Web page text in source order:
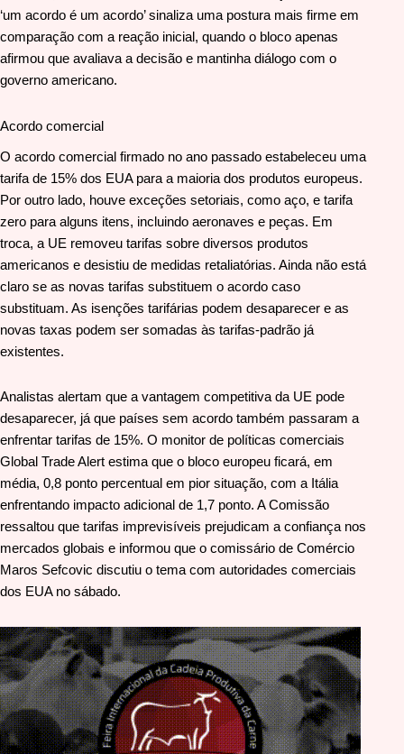
‘um acordo é um acordo’ sinaliza uma postura mais firme em
comparação com a reação inicial, quando o bloco apenas
afirmou que avaliava a decisão e mantinha diálogo com o
governo americano.
Acordo comercial
O acordo comercial firmado no ano passado estabeleceu uma
tarifa de 15% dos EUA para a maioria dos produtos europeus.
Por outro lado, houve exceções setoriais, como aço, e tarifa
zero para alguns itens, incluindo aeronaves e peças. Em
troca, a UE removeu tarifas sobre diversos produtos
americanos e desistiu de medidas retaliatórias. Ainda não está
claro se as novas tarifas substituem o acordo caso
substituam. As isenções tarifárias podem desaparecer e as
novas taxas podem ser somadas às tarifas-padrão já
existentes.
Analistas alertam que a vantagem competitiva da UE pode
desaparecer, já que países sem acordo também passaram a
enfrentar tarifas de 15%. O monitor de políticas comerciais
Global Trade Alert estima que o bloco europeu ficará, em
média, 0,8 ponto percentual em pior situação, com a Itália
enfrentando impacto adicional de 1,7 ponto. A Comissão
ressaltou que tarifas imprevisíveis prejudicam a confiança nos
mercados globais e informou que o comissário de Comércio
Maros Sefcovic discutiu o tema com autoridades comerciais
dos EUA no sábado.